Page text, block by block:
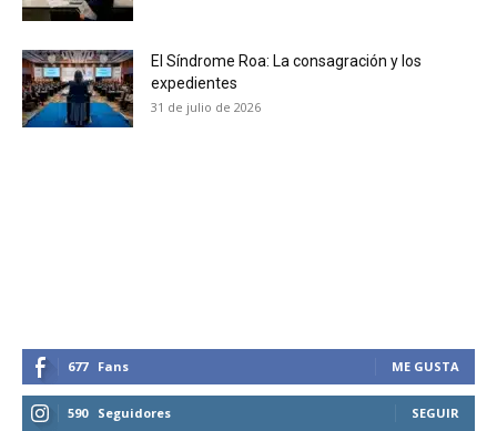
El Síndrome Roa: La consagración y los
expedientes
31 de julio de 2026
677 Fans ME GUSTA
590 Seguidores SEGUIR